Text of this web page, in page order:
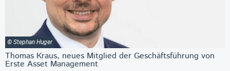
© Stephan Huger
Thomas Kraus, neues Mitglied der Geschäftsführung von
Erste Asset Management